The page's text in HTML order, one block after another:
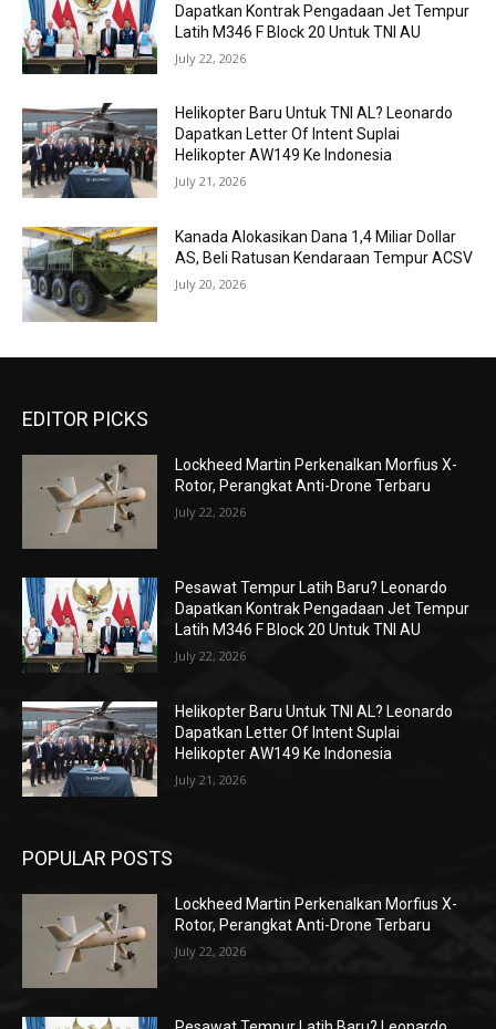
Dapatkan Kontrak Pengadaan Jet Tempur
Latih M346 F Block 20 Untuk TNI AU
July 22, 2026
Helikopter Baru Untuk TNI AL? Leonardo
Dapatkan Letter Of Intent Suplai
Helikopter AW149 Ke Indonesia
July 21, 2026
Kanada Alokasikan Dana 1,4 Miliar Dollar
AS, Beli Ratusan Kendaraan Tempur ACSV
July 20, 2026
EDITOR PICKS
Lockheed Martin Perkenalkan Morfius X-
Rotor, Perangkat Anti-Drone Terbaru
July 22, 2026
Pesawat Tempur Latih Baru? Leonardo
Dapatkan Kontrak Pengadaan Jet Tempur
Latih M346 F Block 20 Untuk TNI AU
July 22, 2026
Helikopter Baru Untuk TNI AL? Leonardo
Dapatkan Letter Of Intent Suplai
Helikopter AW149 Ke Indonesia
July 21, 2026
POPULAR POSTS
Lockheed Martin Perkenalkan Morfius X-
Rotor, Perangkat Anti-Drone Terbaru
July 22, 2026